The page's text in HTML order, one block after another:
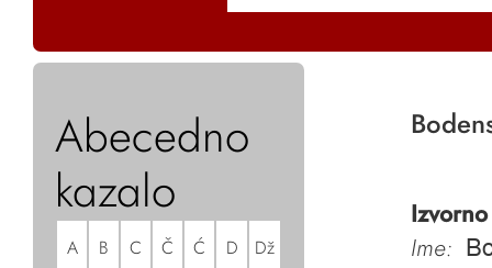
Abecedno
kazalo
A B C Č Ć D Dž
Ime: